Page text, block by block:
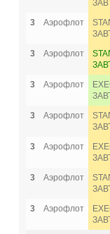
3
Аэрофлот
3
Аэрофлот
3
Аэрофлот
3
Аэрофлот
3
Аэрофлот
3
Аэрофлот
3
Аэрофлот